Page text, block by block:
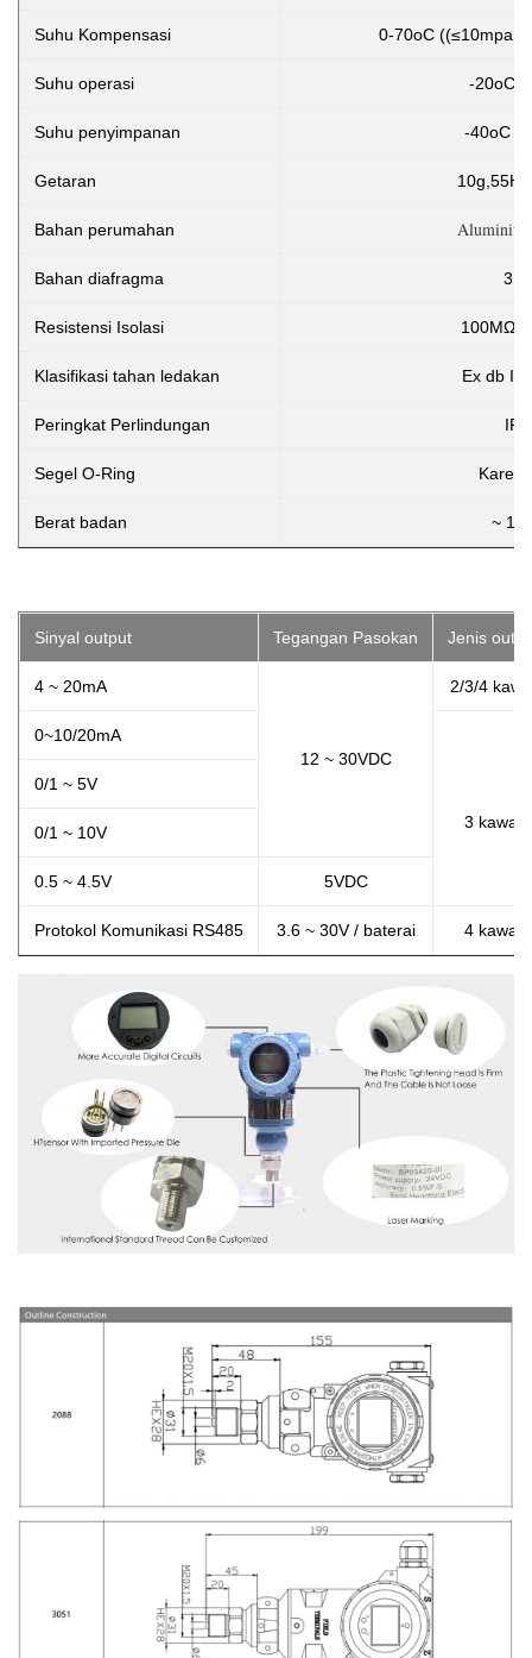
Suhu Kompensasi 0-70oC ((≤10mpa,
Suhu operasi -20oC
Suhu penyimpanan -40oC ~
Getaran
Bahan perumahan
Bahan diafragma
Resistensi Isolasi 100MΩ
Klasifikasi tahan ledakan Ex db
Peringkat Perlindungan
Segel O-Ring Karet
Berat badan ~
Sinyal output Tegangan Pasokan Jenis
4 ~ 20mA
12 ~ 30VDC
2/3/4
0~10/20mA
3 kawat
0/1 ~ 5V
0/1 ~ 10V
0.5 ~ 4.5V 5VDC
Protokol Komunikasi RS485 3.6 ~ 30V / baterai 4 kawat